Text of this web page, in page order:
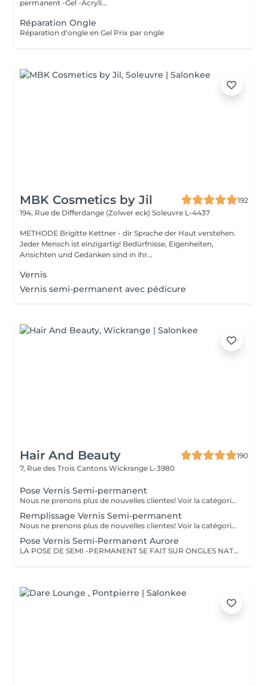
permanent -Gel -Acryli...
Réparation Ongle
Réparation d'ongle en Gel Prix par ongle
MBK Cosmetics by Jil
192
194, Rue de Differdange (Zolwer eck) Soleuvre L-4437
METHODE Brigitte Kettner - dir Sprache der Haut verstehen.
Jeder Mensch ist einzigartig! Bedürfnisse, Eigenheiten,
Ansichten und Gedanken sind in ihr...
Vernis
Vernis semi-permanent avec pédicure
Hair And Beauty
190
7, Rue des Trois Cantons Wickrange L-3980
Pose Vernis Semi-permanent
Nous ne prenons plus de nouvelles clientes! Voir la catégorie avec Aurore
Remplissage Vernis Semi-permanent
Nous ne prenons plus de nouvelles clientes! Voir la catégorie avec Aurore
Pose Vernis Semi-Permanent Aurore
LA POSE DE SEMI -PERMANENT SE FAIT SUR ONGLES NATURELS SI VOUS PORTEZ DEJA UN VERNIS IL FAUDRA PREVOIR UNE DEPOSE Pour les décos supplémentaires, n oubliez pas d'aller dans la rubrique nail art